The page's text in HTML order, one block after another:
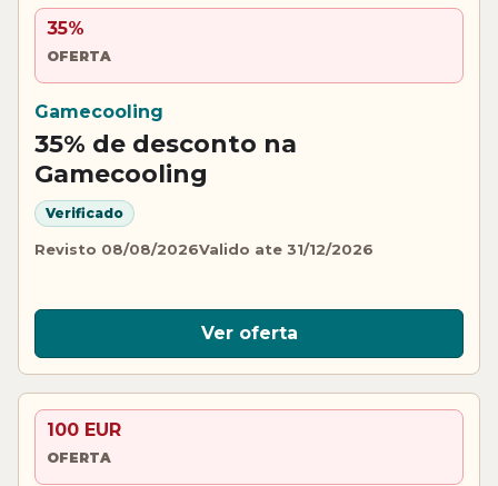
35%
OFERTA
Gamecooling
35% de desconto na
Gamecooling
Verificado
Revisto 08/08/2026Valido ate 31/12/2026
Ver oferta
100 EUR
OFERTA